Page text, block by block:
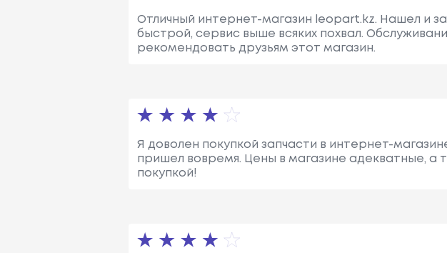
Отличный интернет-магазин leopart.kz. Нашел и
быстрой, сервис выше всяких похвал.
рекомендовать друзьям этот магазин.
Я доволен покупкой запчасти в интернет-
пришел вовремя. Цены в магазине адекватные, а
покупкой!